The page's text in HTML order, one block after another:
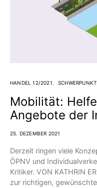
HANDEL 12/2021
Mobilität:
Angebote der
25. DEZEMBER 2021
Derzeit ringen viele
ÖPNV und
Kritiker. VON KATHRIN
zur richtigen,